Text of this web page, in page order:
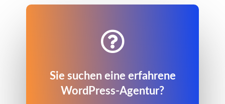

Sie suchen eine erfahrene
WordPress-Agentur?